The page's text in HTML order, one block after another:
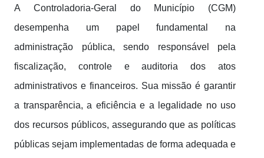
A Controladoria-Geral do Município (CGM)
desempenha um papel fundamental na
administração pública, sendo responsável pela
fiscalização, controle e auditoria dos atos
administrativos e financeiros. Sua missão é garantir
a transparência, a eficiência e a legalidade no uso
dos recursos públicos, assegurando que as políticas
públicas sejam implementadas de forma adequada e